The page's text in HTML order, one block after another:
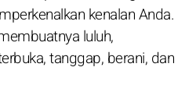
kenalan Anda.
luluh,
tanggap, berani, dan